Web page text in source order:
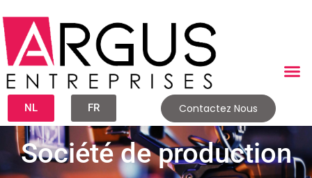
NL FR Contactez Nous
Société de production